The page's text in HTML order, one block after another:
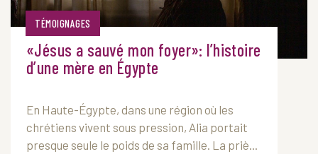
TÉMOIGNAGES
«Jésus a sauvé mon foyer»: l’histoire
d’une mère en Égypte
En Haute-Égypte, dans une région où les
chrétiens vivent sous pression, Alia portait
presque seule le poids de sa famille. La priè...